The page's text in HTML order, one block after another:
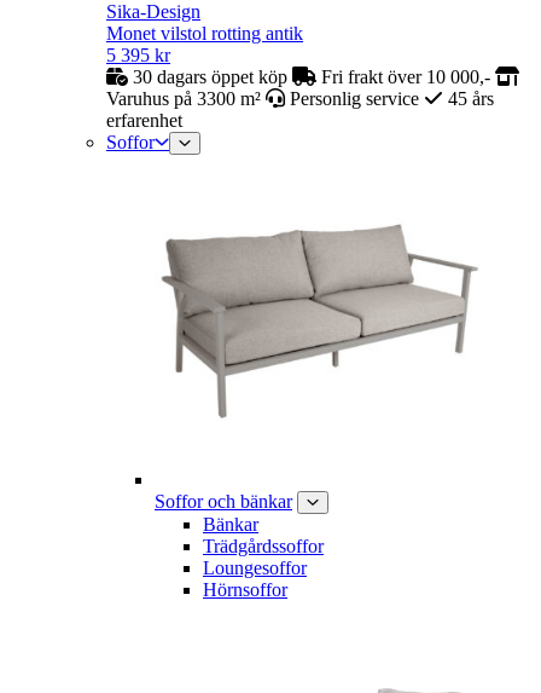
Sika-Design
Monet vilstol rotting antik
5 395 kr
30 dagars öppet köp
Fri frakt över 10 000,-
Varuhus på 3300 m²
Personlig service
45 års
erfarenhet
Soffor
Soffor och bänkar
Bänkar
Trädgårdssoffor
Loungesoffor
Hörnsoffor